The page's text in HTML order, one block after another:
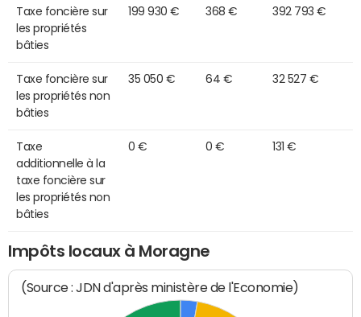
Taxe foncière sur
les propriétés
bâties
199 930 € 368 € 392 793 €
Taxe foncière sur
les propriétés non
bâties
35 050 € 64 € 32 527 €
Taxe
additionnelle à la
taxe foncière sur
les propriétés non
bâties
0 € 0 € 131 €
Impôts locaux à Moragne
(Source : JDN d'après ministère de l'Economie)